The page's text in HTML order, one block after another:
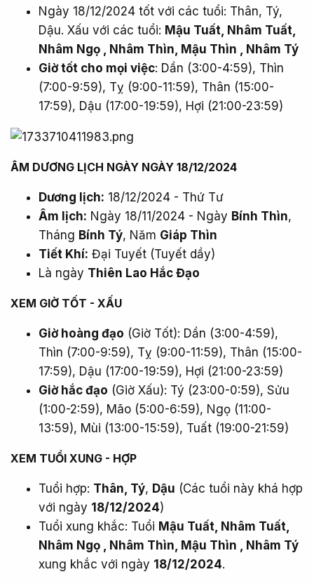
Ngày 18/12/2024 tốt với các tuổi: Thân, Tý,
Dậu. Xấu với các tuổi: Mậu Tuất, Nhâm Tuất,
Nhâm Ngọ , Nhâm Thìn, Mậu Thìn , Nhâm Tý
Giờ tốt cho mọi việc: Dần (3:00-4:59), Thìn
(7:00-9:59), Tỵ (9:00-11:59), Thân (15:00-
17:59), Dậu (17:00-19:59), Hợi (21:00-23:59)
ÂM DƯƠNG LỊCH NGÀY NGÀY 18/12/2024​
Dương lịch: 18/12/2024 - Thứ Tư
Âm lịch: Ngày 18/11/2024 - Ngày Bính Thìn,
Tháng Bính Tý, Năm Giáp Thìn
Tiết Khí: Đại Tuyết (Tuyết dầy)
Là ngày Thiên Lao Hắc Đạo
XEM GIỜ TỐT - XẤU​
Giờ hoàng đạo (Giờ Tốt): Dần (3:00-4:59),
Thìn (7:00-9:59), Tỵ (9:00-11:59), Thân (15:00-
17:59), Dậu (17:00-19:59), Hợi (21:00-23:59)
Giờ hắc đạo (Giờ Xấu): Tý (23:00-0:59), Sửu
(1:00-2:59), Mão (5:00-6:59), Ngọ (11:00-
13:59), Mùi (13:00-15:59), Tuất (19:00-21:59)
XEM TUỔI XUNG - HỢP​
Tuổi hợp: Thân, Tý, Dậu (Các tuổi này khá hợp
với ngày 18/12/2024)
Tuổi xung khắc: Tuổi Mậu Tuất, Nhâm Tuất,
Nhâm Ngọ , Nhâm Thìn, Mậu Thìn , Nhâm Tý
xung khắc với ngày 18/12/2024.